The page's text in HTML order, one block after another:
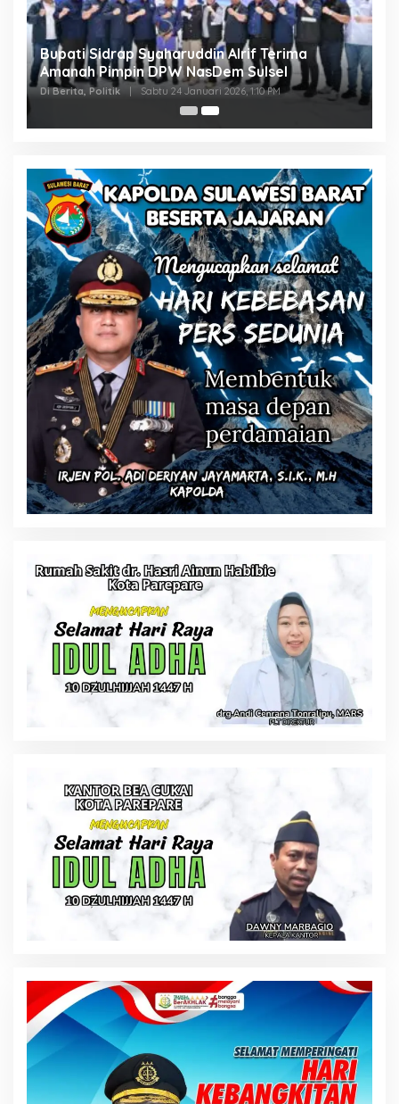
Bupati Sidrap Syaharuddin Alrif Terima
Amanah Pimpin DPW NasDem Sulsel
Di Berita, Politik | Sabtu 24 Januari 2026, 1:10 PM